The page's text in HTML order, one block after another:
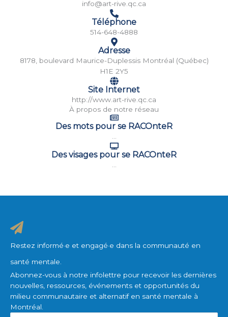
info@art-rive.qc.ca
Téléphone
514-648-4888
Adresse
8178, boulevard Maurice-Duplessis Montréal (Québec)
H1E 2Y5
Site Internet
http://www.art-rive.qc.ca
À propos de notre réseau
Des mots pour se RACOnteR
Des visages pour se RACOnteR
Restez informé·e et engagé·e dans la communauté en
santé mentale.
Abonnez-vous à notre infolettre pour recevoir les dernières
nouvelles, ressources, événements et opportunités du
milieu communautaire et alternatif en santé mentale à
Montréal.